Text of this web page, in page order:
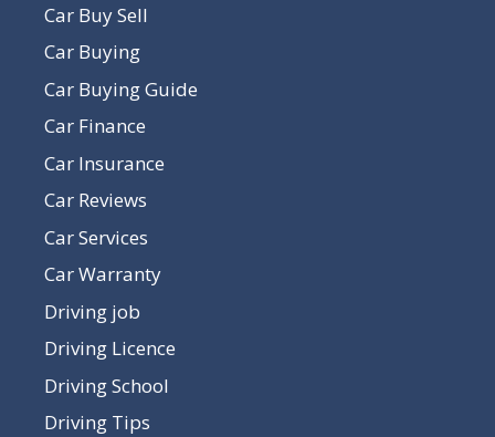
Car Buy Sell
Car Buying
Car Buying Guide
Car Finance
Car Insurance
Car Reviews
Car Services
Car Warranty
Driving job
Driving Licence
Driving School
Driving Tips